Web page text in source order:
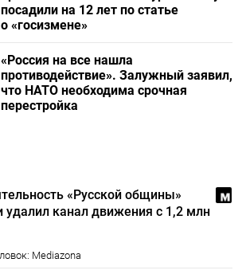
посадили на 12 лет по статье
о «госизмене»
«Россия на все нашла
противодействие». Залужный заявил,
что НАТО необходима срочная
перестройка